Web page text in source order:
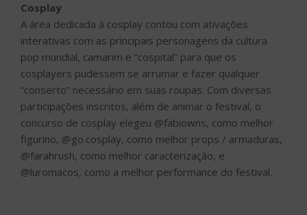
Cosplay
A área dedicada à cosplay contou com ativações
interativas com as principais personagens da cultura
pop mundial, camarim e “cospital” para que os
cosplayers pudessem se arrumar e fazer qualquer
“conserto” necessário em suas roupas. Com diversas
participações inscritos, além de animar o festival, o
concurso de cosplay elegeu @fabiowns, como melhor
figurino, @go.cosplay, como melhor props / armaduras,
@farahrush, como melhor caracterização, e
@luromacos, como a melhor performance do festival.